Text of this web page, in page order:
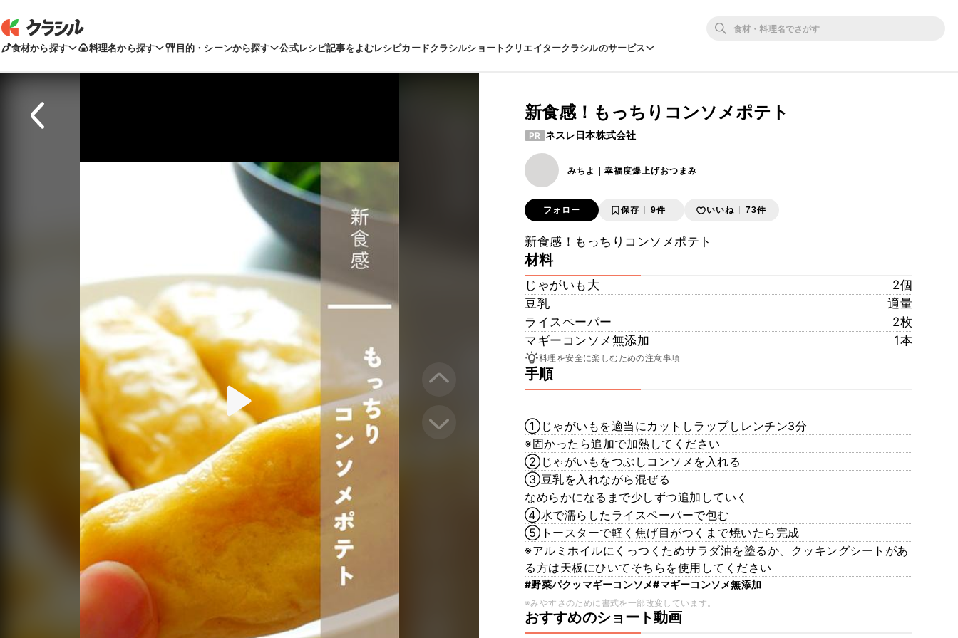
食材から探す 料理名から探す 目的・シーンから探す 公式レシピ記事をよむレシピカードクラシルショートクリエイタークラシルのサービス
新食感！もっちりコンソメポテト
PR ネスレ日本株式会社
みちよ｜幸福度爆上げおつまみ
フォロー 保存 9件 いいね 73件
新食感！もっちりコンソメポテト
材料
じゃがいも大
2個
豆乳
適量
ライスペーパー
2枚
マギーコンソメ無添加
1本
料理を安全に楽しむための注意事項
手順
①じゃがいもを適当にカットしラップしレンチン3分
※固かったら追加で加熱してください
②じゃがいもをつぶしコンソメを入れる
③豆乳を入れながら混ぜる
なめらかになるまで少しずつ追加していく
④水で濡らしたライスペーパーで包む
⑤トースターで軽く焦げ目がつくまで焼いたら完成
※アルミホイルにくっつくためサラダ油を塗るか、クッキングシートがあ
る方は天板にひいてそちらを使用してください
#野菜パクッマギーコンソメ#マギーコンソメ無添加
※みやすさのために書式を一部改変しています。
おすすめのショート動画